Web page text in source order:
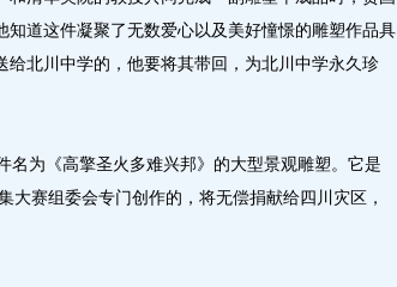
知道这件凝聚了无数爱心以及美好憧憬的雕塑作品具
给北川中学的，他要将其带回，为北川中学永久珍
为《高擎圣火多难兴邦》的大型景观雕塑。它是
大赛组委会专门创作的，将无偿捐献给四川灾区，